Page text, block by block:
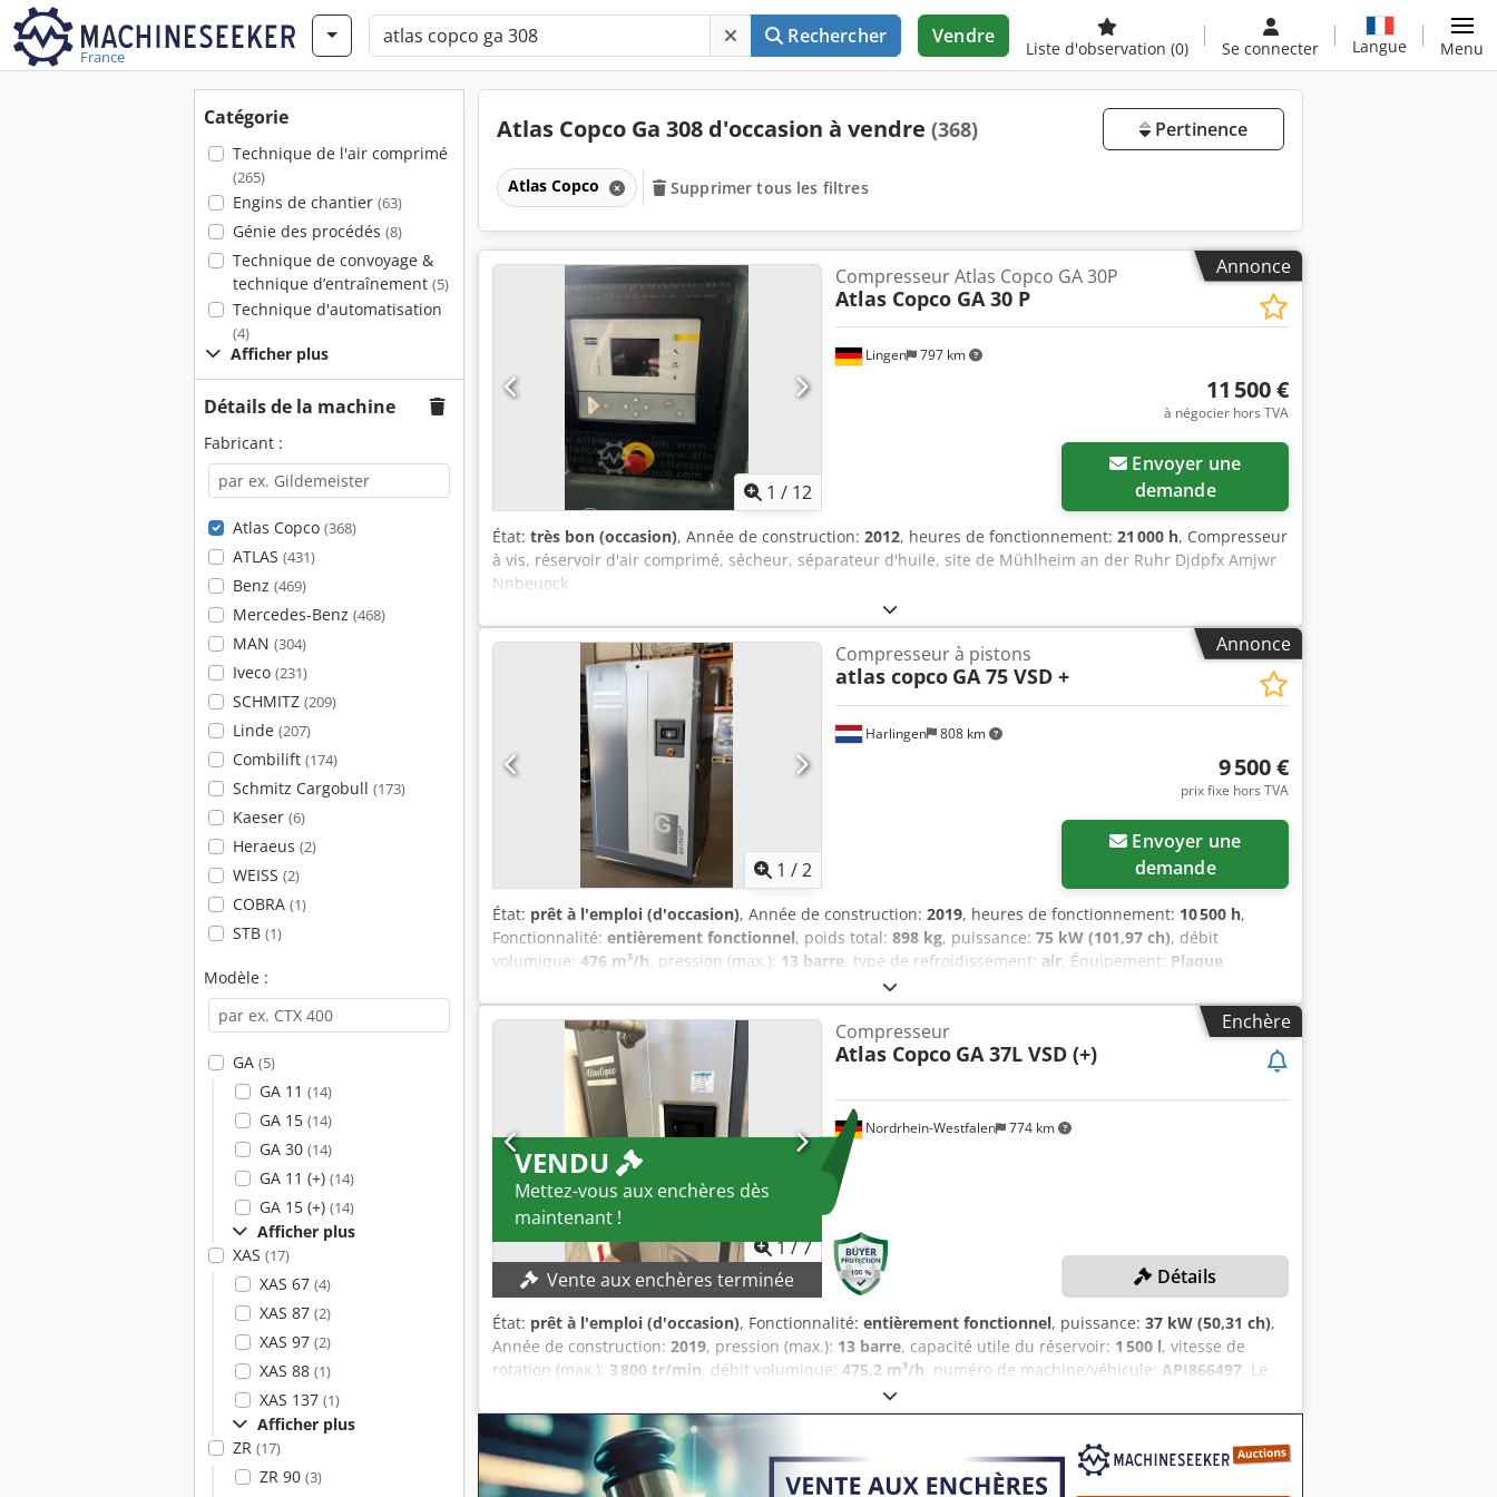
France
Rechercher Vendre
Liste d'observation (0) Se connecter Langue Menu
Catégorie
Technique de l'air comprimé
(265)
Engins de chantier (63)
Génie des procédés (8)
Technique de convoyage &
technique d’entraînement (5)
Technique d'automatisation
(4)
Afficher plus
Détails de la machine
Fabricant :
Atlas Copco (368)
ATLAS (431)
Benz (469)
Mercedes-Benz (468)
MAN (304)
Iveco (231)
SCHMITZ (209)
Linde (207)
Combilift (174)
Schmitz Cargobull (173)
Kaeser (6)
Heraeus (2)
WEISS (2)
COBRA (1)
STB (1)
Modèle :
GA (5)
GA 11 (14)
GA 15 (14)
GA 30 (14)
GA 11 (+) (14)
GA 15 (+) (14)
Afficher plus
XAS (17)
XAS 67 (4)
XAS 87 (2)
XAS 97 (2)
XAS 88 (1)
XAS 137 (1)
Afficher plus
ZR (17)
ZR 90 (3)
Atlas Copco Ga 308 d'occasion à vendre (368) Pertinence
Atlas Copco Supprimer tous les filtres
Annonce
1 / 12
Lingen 797 km
Compresseur Atlas Copco GA 30P
Atlas Copco GA 30 P
11 500 €
à négocier hors TVA
demande
État: très bon (occasion), Année de construction: 2012, heures de fonctionnement: 21 000 h, Compresseur
à vis, réservoir d'air comprimé, sécheur, séparateur d'huile, site de Mühlheim an der Ruhr Djdpfx Amjwr
Nnbeuock
Annonce
Demander plus
1 /2
Harlingen 808 km
Compresseur à pistons
atlas copco GA 75 VSD +
9 500 €
prix fixe hors TVA
demande
État: prêt à l'emploi (d'occasion), Année de construction: 2019, heures de fonctionnement: 10 500 h,
Fonctionnalité: entièrement fonctionnel, poids total: 898 kg, puissance: 75 kW (101,97 ch), débit
volumique: 476 m³/h, pression (max.): 13 barre, type de refroidissement: air, Équipement: Plaque
, Compresseur à vis en excellent état, parfaitement
fonctionnel, 75 kW, à entraînement par variateur de fréquence. Dedpfx Amozrihroueck
Enchère
VENDU
Mettez-vous aux enchères dès
maintenant !
1/7
Vente aux enchères terminée
Nordrhein-Westfalen 774 km
Compresseur
Atlas Copco GA 37L VSD (+)
Détails
État: prêt à l'emploi (d'occasion), Fonctionnalité: entièrement fonctionnel, puissance: 37 kW (50,31 ch),
Année de construction: 2019, pression (max.): 13 barre, capacité utile du réservoir: 1 500 l, vitesse de
rotation (max.): 3 800 tr/min, débit volumique: 475,2 m³/h, numéro de machine/véhicule: API866497, Le
compresseur a fait l’objet d’une révision complète en décembre 2025, l’huile et les filtres ont été
remplacés ! DÉTAILS TECHNIQUES Dedozf Afqepfx Amuock Pression de démarrage : 8,5 bar Pression de
coupure : 10,0 bar Température de fonctionnement : 76 °C Débit volumique : 131,9 l/s Volume du
réservoir sous pression : 1 500 l Fabricant du réservoir sous pression : OKS Otto Klein GmbH DÉTAILS DE
LA MACHINE Puissance du moteur : 37 kW Vitesse du moteur : 3 800 tr/min Heures de fonctionnement (au